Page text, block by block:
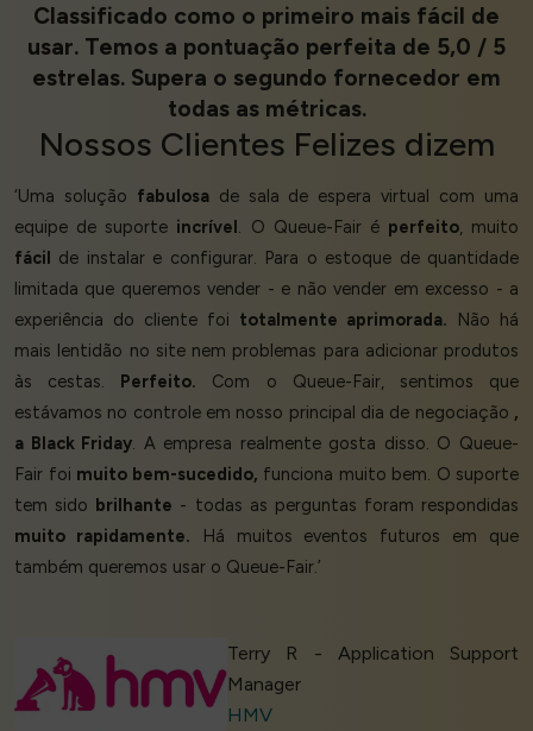
Classificado como o primeiro mais fácil de
usar. Temos a pontuação perfeita de 5,0 / 5
estrelas. Supera o segundo fornecedor em
todas as métricas.
Nossos Clientes Felizes dizem
‘Uma solução fabulosade sala de espera virtual com uma
equipe de suporte incrível . O Queue-Fair é perfeito, muito
fácil
de instalar e configurar. Para o estoque de quantidade
limitada que queremos vender - e não vender em excesso - a
experiência do cliente foi totalmente aprimorada. Não há
mais lentidão no site nem problemas para adicionar produtos
às cestas.
Perfeito. Com o Queue-Fair, sentimos que
estávamos no controle em nosso principal dia de negociação ,
a Black Friday. A empresa realmente gosta disso. O Queue-
Fair foi muito bem-sucedido, funciona muito bem. O suporte
tem sido brilhante - todas as perguntas foram respondidas
muito rapidamente. Há muitos eventos futuros em que
também queremos usar o Queue-Fair.’
Terry R - Application Support
Manager
HMV